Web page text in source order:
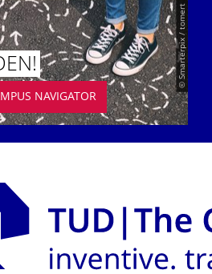
© Smarterpix / tomert
NAVIGATOR